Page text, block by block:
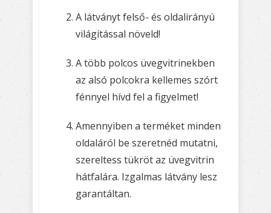
A látványt felső- és oldalirányú
világítással növeld!
A több polcos üvegvitrinekben
az alsó polcokra kellemes szórt
fénnyel hívd fel a figyelmet!
Amennyiben a terméket minden
oldaláról be szeretnéd mutatni,
szereltess tükröt az üvegvitrin
hátfalára. Izgalmas látvány lesz
garantáltan.